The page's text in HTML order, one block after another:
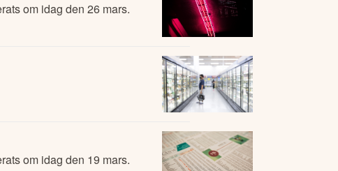
om idag den 26 mars.
om idag den 19 mars.